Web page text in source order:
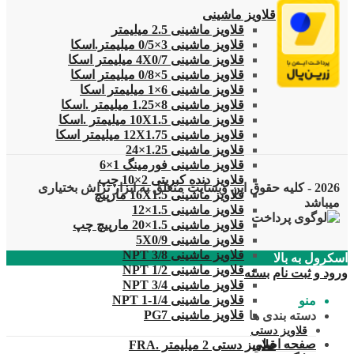
قلاویز ماشینی
قلاویز ماشینی 2.5 میلیمتر
قلاویز ماشینی 3×0/5 میلیمتر.اسکا
قلاویز ماشینی 4X0/7 میلیمتر اسکا
قلاویز ماشینی 5×0/8 میلیمتر اسکا
قلاویز ماشینی 6×1 میلیمتر اسکا
قلاویز ماشینی 8×1.25 میلیمتر .اسکا
قلاویز ماشینی 10X1.5 میلیمتر .اسکا
قلاویز ماشینی 12X1.75 میلیمتر اسکا
قلاویز ماشینی 1.25×24
قلاویز ماشینی فورمینگ 1×6
قلاویز دنده کبریتی 2×10 چپ
قلاویز ماشینی 16X1.5 مارپیچ
قلاویز ماشینی 1.5×12
قلاویز ماشینی 1.5×20 مارپیچ چپ
قلاویز ماشینی 5X0/9
قلاویز ماشینی 3/8 NPT
قلاویز ماشینی 1/2 NPT
قلاویز ماشینی 3/4 NPT
قلاویز ماشینی 1/4-1 NPT
قلاویز ماشینی PG7
قلاویز دستی
قلاویز دستی 2 میلیمتر .FRA
2026 - کلیه حقوق این وبسایت متعلق به ابزار تراش بختیاری
میباشد
اسکرول به بالا
ورود و ثبت نام بسته
منو
دسته بندی ها
صفحه اصلی